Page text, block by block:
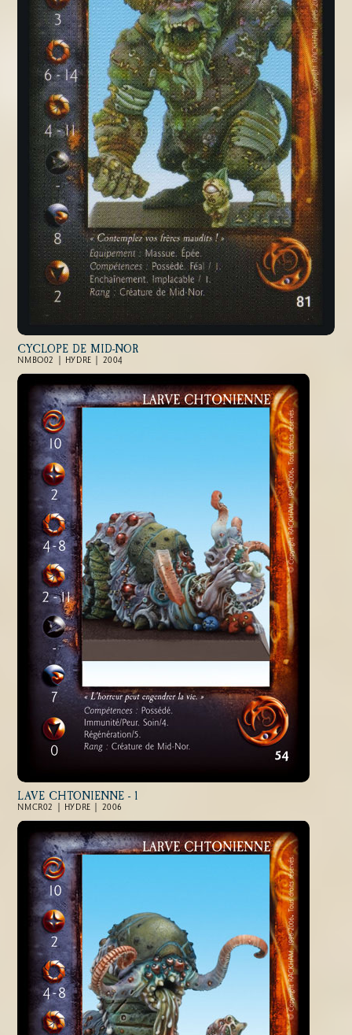
CYCLOPE DE MID-NOR
NMBO02 | HYDRE | 2004
LAVE CHTONIENNE - 1
NMCR02 | HYDRE | 2006